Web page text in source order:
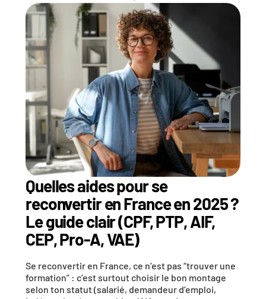
Quelles aides pour se
reconvertir en France en 2025 ?
Le guide clair (CPF, PTP, AIF,
CEP, Pro-A, VAE)
Se reconvertir en France, ce n’est pas “trouver une
formation” : c’est surtout choisir le bon montage
selon ton statut (salarié, demandeur d’emploi,